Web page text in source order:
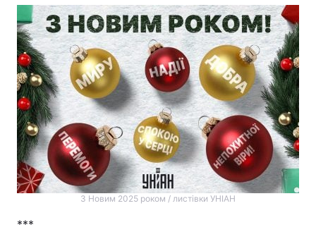
З Новим 2025 роком / листівки УНІАН
***